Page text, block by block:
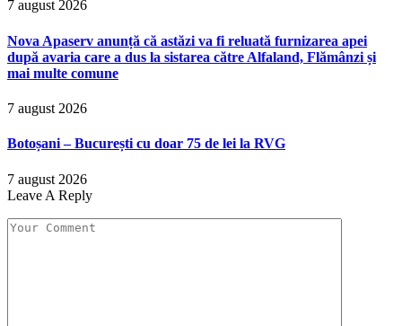
7 august 2026
Nova Apaserv anunță că astăzi va fi reluată furnizarea apei
după avaria care a dus la sistarea către Alfaland, Flămânzi și
mai multe comune
7 august 2026
Botoșani – București cu doar 75 de lei la RVG
7 august 2026
Leave A Reply